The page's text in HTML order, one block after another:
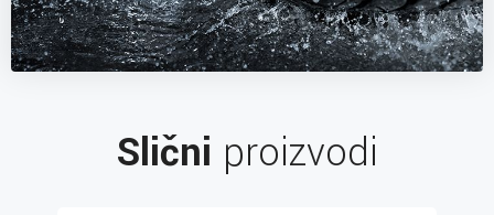
Slični proizvodi